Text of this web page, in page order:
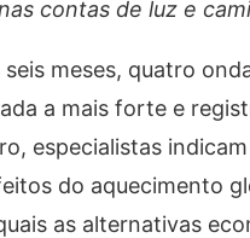
contas de luz e
meses, quatro
a mais forte e
especialistas
do aquecimento
as alternativas